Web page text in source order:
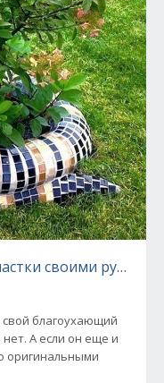
своими руками
благоухающий
А если он еще и
оригинальными